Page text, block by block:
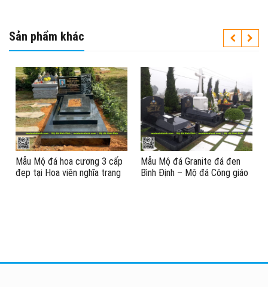
Sản phẩm khác
Mẫu Mộ đá hoa cương 3 cấp
đẹp tại Hoa viên nghĩa trang
Mẫu Mộ đá Granite đá đen
Bình Định – Mộ đá Công giáo